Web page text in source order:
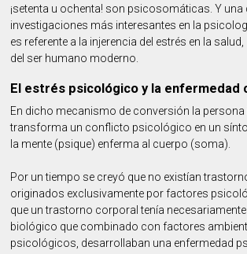
¡setenta u ochenta! son psicosomáticas. Y una
investigaciones más interesantes en la
es referente a la injerencia del estrés en la
del ser humano moderno.
El estrés psicológico y la enfermedad
En dicho mecanismo de conversión la
transforma un conflicto psicológico en un
la mente (psique) enferma al cuerpo (soma).
Por un tiempo se creyó que no existían
originados exclusivamente por factores
que un trastorno corporal tenía
biológico que combinado con factores
psicológicos, desarrollaban una enfermedad